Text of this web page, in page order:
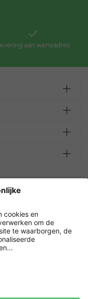
aan wensadres